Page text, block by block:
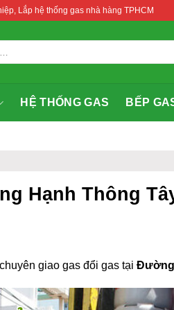
Lắp hệ thống gas nhà hàng TPHCM
HỆ THỐNG GAS BẾP
Hạnh Thông
giao gas đổi gas tạiĐường